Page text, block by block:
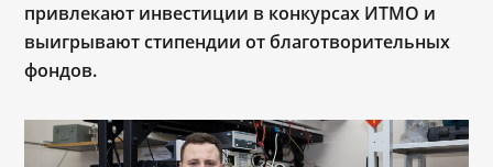
привлекают инвестиции в конкурсах ИТМО и
выигрывают стипендии от благотворительных
фондов.